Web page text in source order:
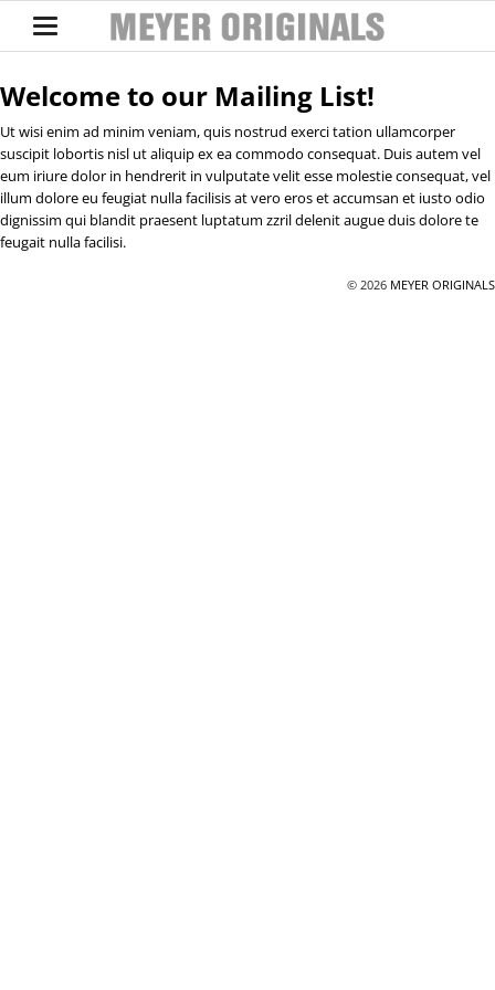
Welcome to our Mailing List!
Ut wisi enim ad minim veniam, quis nostrud exerci tation ullamcorper
suscipit lobortis nisl ut aliquip ex ea commodo consequat. Duis autem vel
eum iriure dolor in hendrerit in vulputate velit esse molestie consequat, vel
illum dolore eu feugiat nulla facilisis at vero eros et accumsan et iusto odio
dignissim qui blandit praesent luptatum zzril delenit augue duis dolore te
feugait nulla facilisi.
© 2026 MEYER ORIGINALS